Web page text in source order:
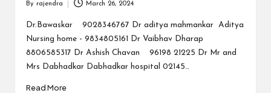
by
By rajendra March 26, 2024
Dr.Bawaskar 9028346767 Dr aditya mahmankar Aditya
Nursing home - 9834805161 Dr Vaibhav Dharap
8806585317 Dr Ashish Chavan 96198 21225 Dr Mr and
Mrs Dabhadkar Dabhadkar hospital 02145…
Read More